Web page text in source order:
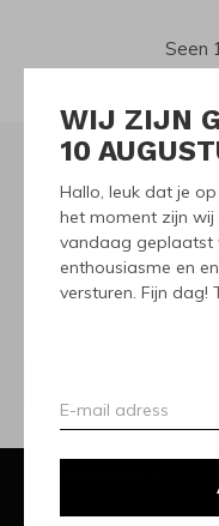
WIJ ZIJN
10
Hallo, leuk dat je
het moment zijn wij
vandaag geplaatst
enthousiasme en
versturen. Fijn dag!
Seen
Meld
Ontvang de